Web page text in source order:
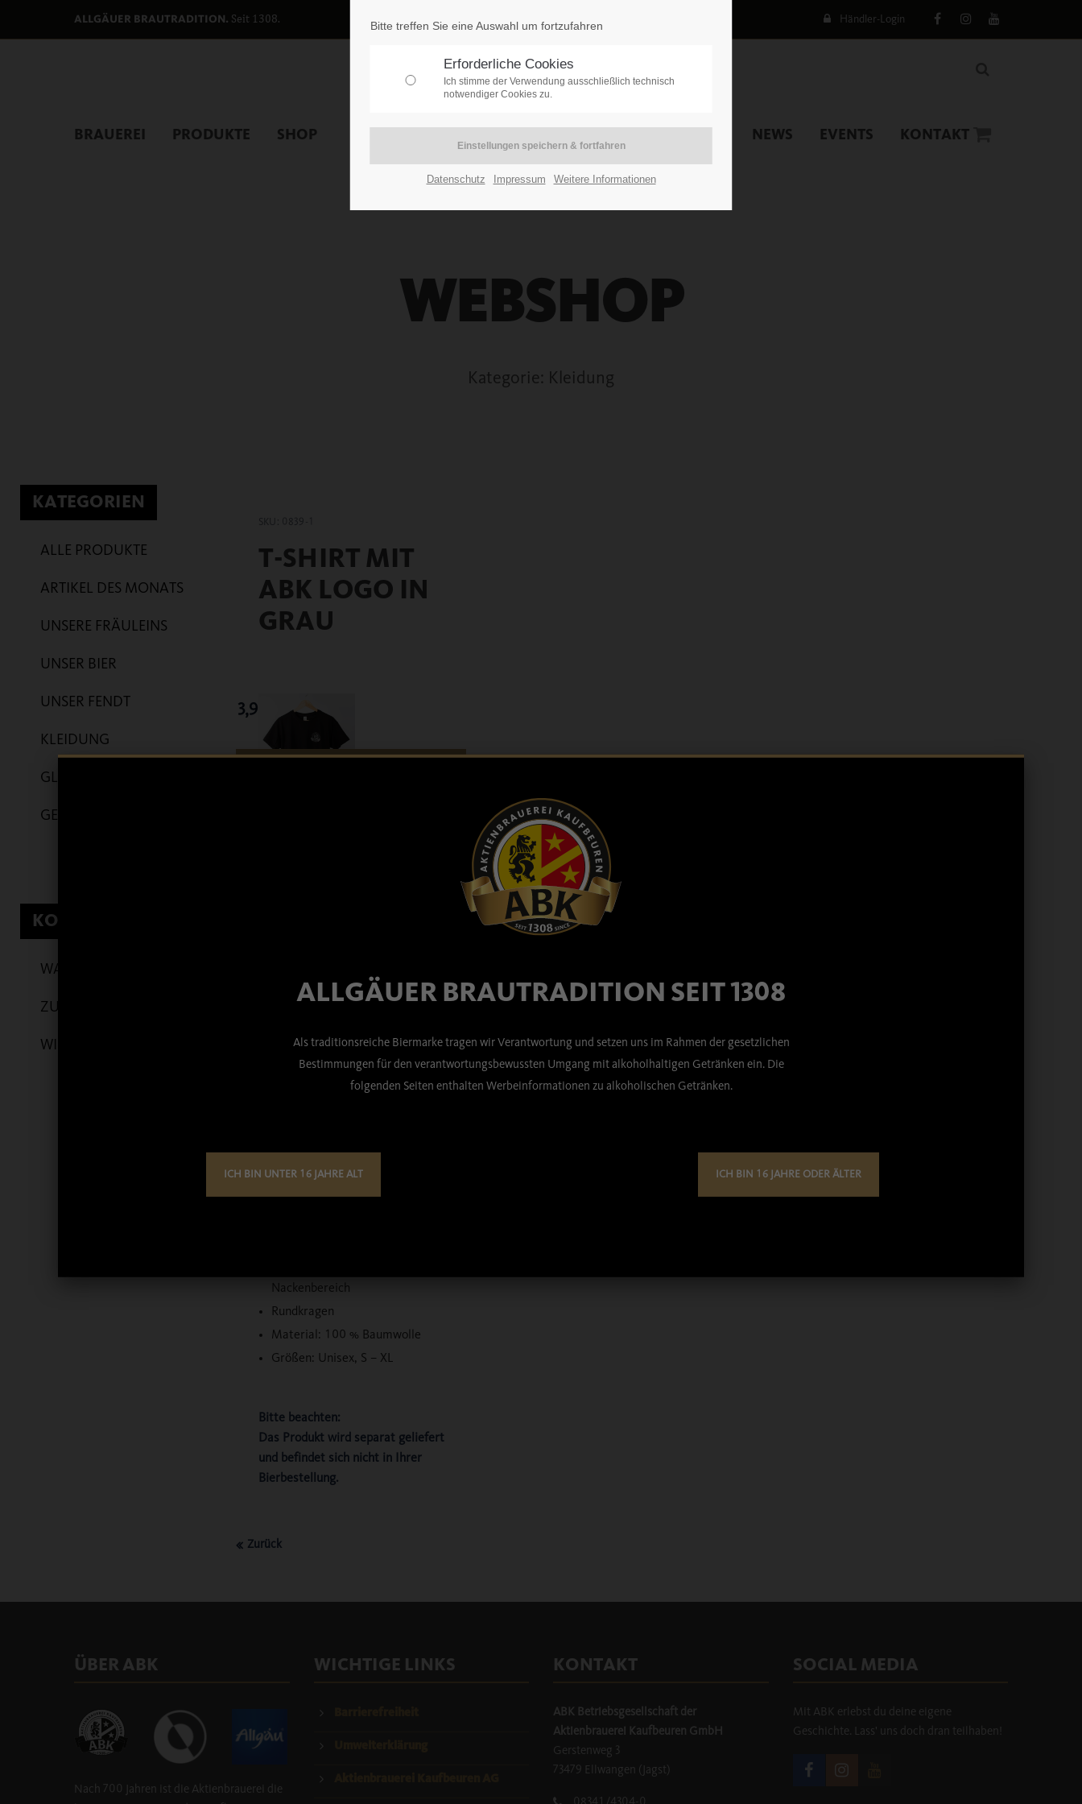
ALLGÄUER BRAUTRADITION SEIT 1308
Als traditionsreiche Biermarke tragen wir Verantwortung und setzen uns im Rahmen der gesetzlichen
Bestimmungen für den verantwortungsbewussten Umgang mit alkoholhaltigen Getränken ein. Die
folgenden Seiten enthalten Werbeinformationen zu alkoholischen Getränken.
ICH BIN UNTER 16 JAHRE ALT ICH BIN 16 JAHRE ODER ÄLTER
ALLGÄUER BRAUTRADITION. Seit 1308. Händler-Login
BRAUEREI PRODUKTE SHOP NEWS EVENTS KONTAKT
WEBSHOP
Kategorie: Kleidung
T-SHIRT MIT
ABK LOGO IN
GRAU
13,95
Nackenbereich
Rundkragen
Material: 100 % Baumwolle
Größen: Unisex, S – XL
Bitte beachten:
Das Produkt wird separat geliefert
und befindet sich nicht in Ihrer
Bierbestellung.
Zurück
KATEGORIEN
ALLE PRODUKTE
ARTIKEL DES MONATS
UNSERE FRÄULEINS
UNSER BIER
UNSER FENDT
KLEIDUNG
GLÄSER
GESCHENKARTIKEL
KONTO
WARENKORB
ZUR KASSE
WIDERRUF
ÜBER ABK
Nach 700 Jahren ist die Aktienbrauerei die
WICHTIGE LINKS KONTAKT
ABK Betriebsgesellschaft der
Aktienbrauerei Kaufbeuren GmbH
Gerstenweg 3
73479 Ellwangen (Jagst)
SOCIAL MEDIA
Mit ABK erlebst du deine eigene
Geschichte. Lass' uns doch dran teilhaben!
Bitte treffen Sie eine Auswahl um fortzufahren
Erforderliche Cookies
Ich stimme der Verwendung ausschließlich technisch
notwendiger Cookies zu.
Datenschutz Impressum Weitere Informationen